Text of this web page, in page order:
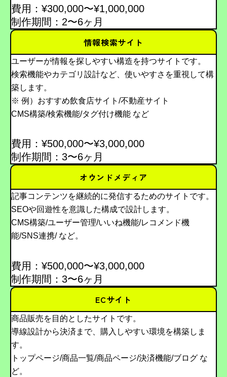
費用：¥300,000〜¥1,000,000
制作期間：2〜6ヶ月
情報検索サイト
ユーザーが情報を探しやすい構造を持つサイトです。
検索機能やカテゴリ設計など、使いやすさを重視して構
築します。
※ 例）おすすめ飲食店サイト/不動産サイト
CMS構築/検索機能/タグ付け機能 など
費用：¥500,000〜¥3,000,000
制作期間：3〜6ヶ月
オウンドメディア
記事コンテンツを継続的に発信するためのサイトです。
SEOや回遊性を意識した構成で設計します。
CMS構築/ユーザー管理/いいね機能/レコメンド機
能/SNS連携/ など。
費用：¥500,000〜¥3,000,000
制作期間：3〜6ヶ月
ECサイト
商品販売を目的としたサイトです。
導線設計から決済まで、購入しやすい環境を構築しま
す。
トップページ/商品一覧/商品ページ/決済機能/ブログ な
ど。